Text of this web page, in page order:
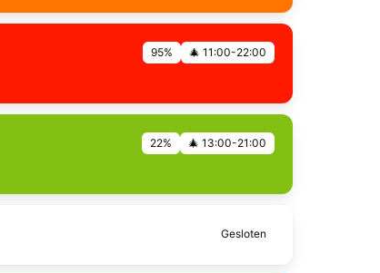
95% 🎄 11:00-22:00
22% 🎄 13:00-21:00
Gesloten